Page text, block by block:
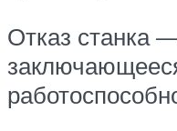
Отказ станка